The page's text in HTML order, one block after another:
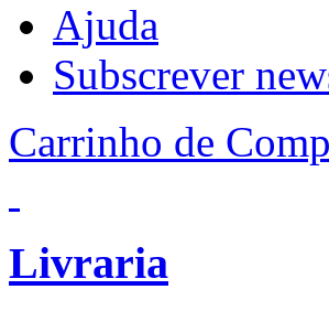
Ajuda
Subscrever
Carrinho de
Livraria